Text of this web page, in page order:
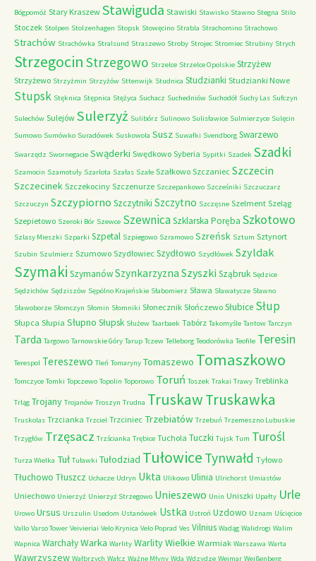
Bógpomóż Stary Kraszew Stawiguda Stawiski Stawisko Stawno Stegna Stilo
Stoczek Stolpen Stolzenhagen Stopsk Stowęcino Strabla Strachomino Strachowo
Strachów Strachówka Stralsund Straszewo Stroby Strojec Stromiec Strubiny Strych
Strzegocin Strzegowo Strzelce Strzelce Opolskie Strzyżew
Strzyżewo Strzyżmin Strzyżów Sttenwijk Studnica Studzianki Studzianki Nowe
Stupsk Stęknica Stępnica Stężyca Suchacz Suchedniów Suchodół Suchy Las Sufczyn
Sulechów Sulejów Sulerzyż Sulibórz Sulinowo Sulisławice Sulmierzyce Sulęcin
Sumowo Sumówko Suradówek Suskowola Susz Suwałki Svendborg Swarzewo
Swarzędz Swornegacie Swąderki Swędkowo Syberia Sypitki Szadek Szadki
Szamocin Szamotuły Szarlota Szałas Szałe Szałkowo Szczaniec Szczecin
Szczecinek Szczekociny Szczenurze Szczepankowo Szcześniki Szczuczarz
Szczuczyn Szczypiorno Szczytniki Szczytno Szczęsne Szelment Szeląg
Szepietowo Szeroki Bór Szewce SzewnicaSzklarska Poręba Szkotowo
Szlasy Mieszki Szparki Szpetal Szpiegowo Szramowo Szreńsk Sztum Sztynort
Szubin Szulmierz Szumowo Szydłowiec Szydłowo Szydłówek Szyldak
Szymaki SzymanówSzynkarzyzna Szyszki Sząbruk Sędzice
Sędzichów Sędziszów Sępólno Krajeńskie Słabomierz Sława Sławatycze Sławno
Sławoborze Słomczyn Słomin Słomniki Słonecznik Słończewo Słubice Słup
Słupca Słupia Słupno Słupsk Służew Taarbaek Tabórz Takomyśle Tantow Tarczyn
Tarda Targowo Tarnowskie Góry Tarup Tczew Telleborg Teodorówka Teofile Teresin
Terespol Tereszewo Tleń Tomaryny Tomaszewo Tomaszkowo
Tomczyce Tomki Topczewo Topolin Toporowo Toruń Toszek Trakai Trawy Treblinka
Trląg Trojany Trojanów Troszyn Trudna TruskawTruskawka
Truskolas Trzcianka Trzciel Trzciniec Trzebiatów Trzebuń Trzemeszno Lubuskie
Trzygłów Trzęsacz Trzścianka Trębice Tuchola Tuczki Tujsk Tum Turośl
Turza Wielka Tuł Tuławki Tułodziad Tułowice Tynwałd Tyłowo
Tłuchowo Tłuszcz Uchacze Udryn Ukta Ulikowo Ulinia Ulrichorst Umiastów
Uniechowo Unierzyż Unierzyż Strzegowo Unieszewo Unin Uniszki Upałty Urle
Urowo Ursus Urszulin Usedom Ustanówek Ustka Ustroń Uzdowo Uznam Uścięcice
Vallo Varso Tower Veivieriai Velo Krynica Velo Poprad Ves Vilnius Wadąg Walidrogi Walim
Wapnica WarchałyWarka Warlity Warlity Wielkie Warmiak Warszawa Warta
Wawrzyszew Wałbrzych Wałcz Ważne Młyny Wda Wdzydze Weimar Weißenberg